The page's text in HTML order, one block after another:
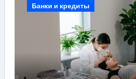
Банки и кредиты